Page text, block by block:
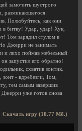
замочить шустрого
разминающегося
Полюбуйтесь, как они
в битву! Удар, удар! Хук,
Том зарядил стулом в
Джерри не занимать
и лихо поймав мебельный
он запустил его обратно!
схватив зонтик.
- вдребезги, Том,
тем самым завершив
Джерри уже готов снова
Скачать игру (10.77 Мб.)